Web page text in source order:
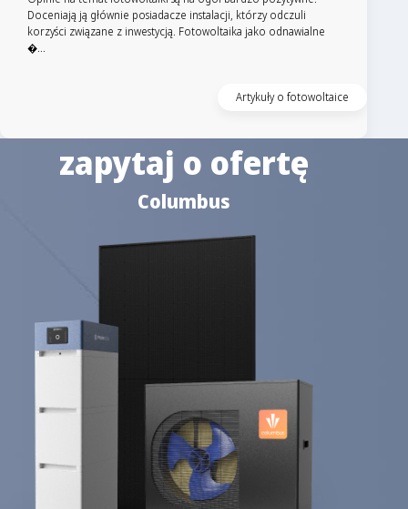
Doceniają ją głównie posiadacze instalacji, którzy odczuli
korzyści związane z inwestycją. Fotowoltaika jako odnawialne
�...
Artykuły o fotowoltaice
zapytaj o ofertę
Columbus